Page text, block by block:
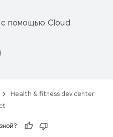
с помощью Cloud
Health & fitness dev center